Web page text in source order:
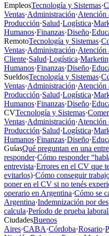
EmpleosTecnología y Sistemas·
Ventas·Administración·Atención
Producción·Salud·Logística·
Humanos·Finanzas·Diseño·
RemotoTecnología y Sistemas·
Ventas·Administración·Atención
Cliente·Salud·Logística·
Humanos·Finanzas·Diseño·
SueldosTecnología y Sistemas·
Ventas·Administración·Atención
Producción·Salud·Logística·
Humanos·Finanzas·Diseño·
CVTecnología y Sistemas·
Ventas·Administración·Atención
Producción·Salud·Logística·
Humanos·Finanzas·Diseño·
GuíasQué preguntan en una
responder·Cómo responder
entrevista·Errores en el CV que
evitarlos)·Cómo conseguir
poner en el CV si no tenés
operario en Argentina·Cómo se
Argentina·Indemnización por
calcula·Período de prueba
CiudadesBuenos
Aires·CABA·Córdoba·Rosario·